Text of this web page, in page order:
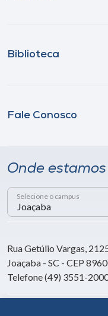
Biblioteca
Fale Conosco
Onde estamos
Selecione o campus
Rua Getúlio Vargas,
Joaçaba - SC - CEP
Telefone (49) 3551-